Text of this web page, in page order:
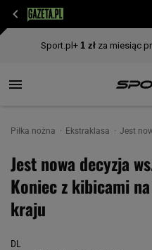
Piłka nożna Ekstraklasa Jest
Jest nowa decyzja
Koniec z kibicami
kraju
DL